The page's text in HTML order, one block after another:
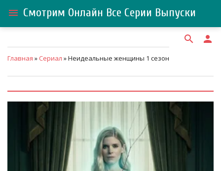
menu Смотрим Онлайн Все Серии Выпуски
search person
Главная » Сериал » Неидеальные женщины 1 сезон